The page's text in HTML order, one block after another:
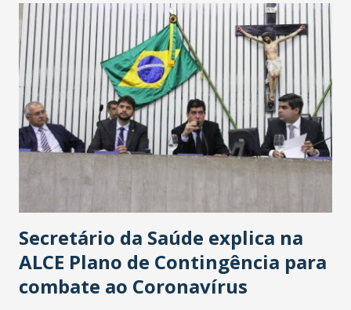
Secretário da Saúde explica na
ALCE Plano de Contingência para
combate ao Coronavírus